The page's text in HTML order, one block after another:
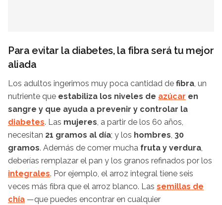
Para evitar la diabetes, la fibra será tu mejor
aliada
Los adultos ingerimos muy poca cantidad de fibra, un
nutriente que estabiliza los niveles de azúcar en
sangre y que ayuda a prevenir y controlar la
diabetes. Las mujeres, a partir de los 60 años,
necesitan 21 gramos al día; y los hombres, 30
gramos. Además de comer mucha fruta y verdura,
deberías remplazar el pan y los granos refinados por los
integrales. Por ejemplo, el arroz integral tiene seis
veces más fibra que el arroz blanco. Las semillas de
chía —que puedes encontrar en cualquier